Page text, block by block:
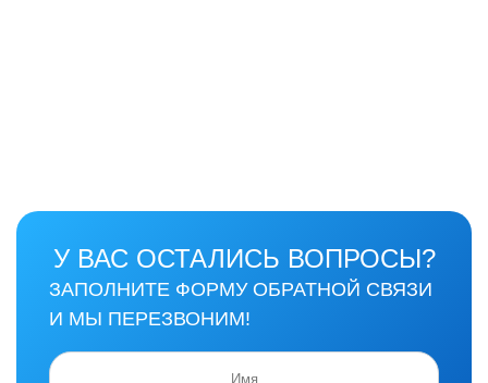
У ВАС ОСТАЛИСЬ ВОПРОСЫ?
ЗАПОЛНИТЕ ФОРМУ ОБРАТНОЙ СВЯЗИ
И МЫ ПЕРЕЗВОНИМ!